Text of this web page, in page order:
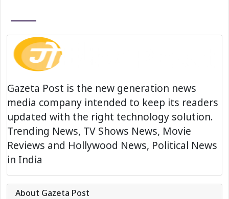
Gazeta Post is the new generation news
media company intended to keep its readers
updated with the right technology solution.
Trending News, TV Shows News, Movie
Reviews and Hollywood News, Political News
in India
About Gazeta Post